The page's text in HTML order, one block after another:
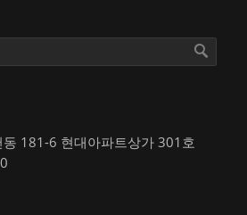
181-6 현대아파트상가 301호